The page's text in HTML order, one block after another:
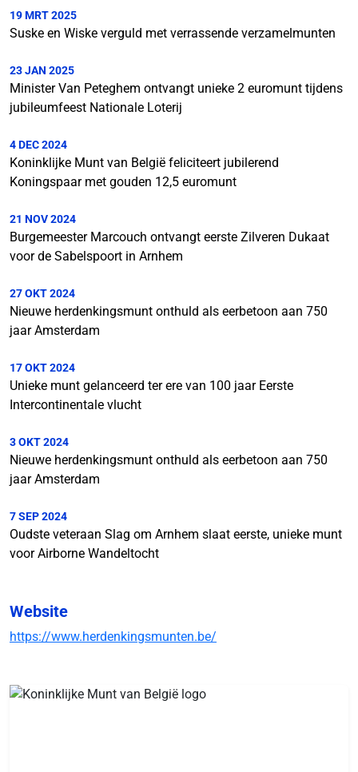
19 MRT 2025
Suske en Wiske verguld met verrassende verzamelmunten
23 JAN 2025
Minister Van Peteghem ontvangt unieke 2 euromunt tijdens
jubileumfeest Nationale Loterij
4 DEC 2024
Koninklijke Munt van België feliciteert jubilerend
Koningspaar met gouden 12,5 euromunt
21 NOV 2024
Burgemeester Marcouch ontvangt eerste Zilveren Dukaat
voor de Sabelspoort in Arnhem
27 OKT 2024
Nieuwe herdenkingsmunt onthuld als eerbetoon aan 750
jaar Amsterdam
17 OKT 2024
Unieke munt gelanceerd ter ere van 100 jaar Eerste
Intercontinentale vlucht
3 OKT 2024
Nieuwe herdenkingsmunt onthuld als eerbetoon aan 750
jaar Amsterdam
7 SEP 2024
Oudste veteraan Slag om Arnhem slaat eerste, unieke munt
voor Airborne Wandeltocht
Website
https://www.herdenkingsmunten.be/